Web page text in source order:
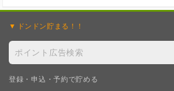
ドンドン貯まる！！
登録・申込・予約で貯める